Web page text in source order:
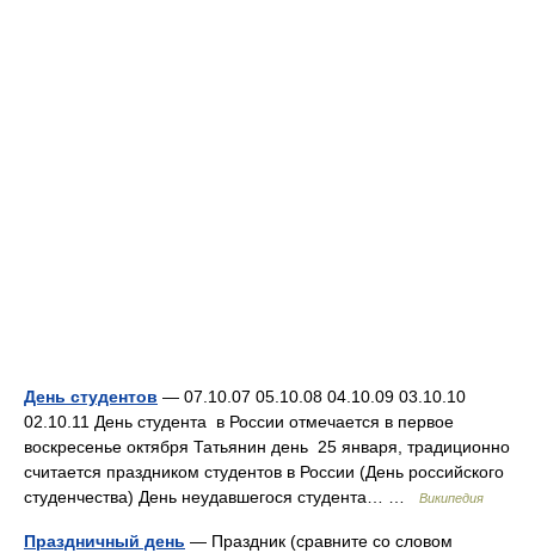
День студентов — 07.10.07 05.10.08 04.10.09 03.10.10
02.10.11 День студента в России отмечается в первое
воскресенье октября Татьянин день 25 января, традиционно
считается праздником студентов в России (День российского
студенчества) День неудавшегося студента… …
Википедия
Праздничный день — Праздник (сравните со словом